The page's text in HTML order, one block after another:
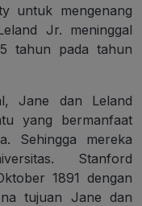
untuk mengenang
Jr. meninggal
tahun pada tahun
Jane dan Leland
yang bermanfaat
Sehingga mereka
Stanford
1891 dengan
tujuan Jane dan